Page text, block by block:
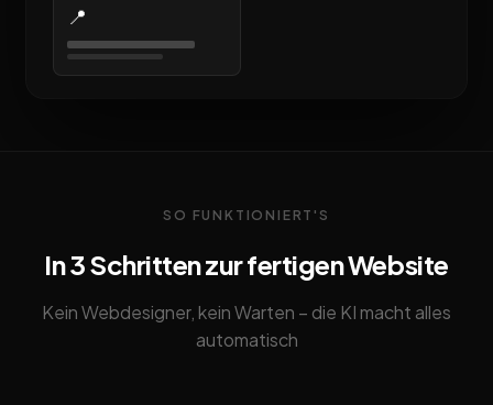
📍
SO FUNKTIONIERT'S
In 3 Schritten zur fertigen Website
Kein Webdesigner, kein Warten – die KI macht alles
automatisch